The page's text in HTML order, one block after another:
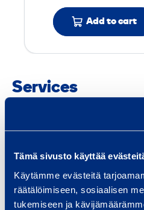
Tämä sivusto käyttää
Käytämme evästeitä
räätälöimiseen, sosiaalisen
tukemiseen ja
g
e
1
3
Add to cart
Services
Traffic safety
infrastructure
We provide